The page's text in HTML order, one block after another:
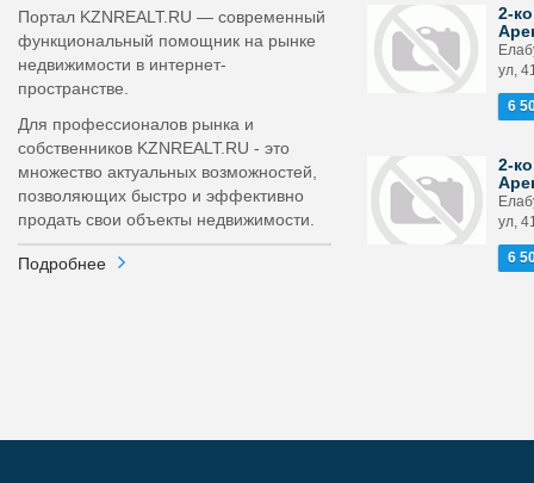
Портал KZNREALT.RU — современный
функциональный помощник на рынке
недвижимости в интернет-
пространстве.
Для профессионалов рынка и
собственников KZNREALT.RU - это
множество актуальных возможностей,
позволяющих быстро и эффективно
продать свои объекты недвижимости.
Подробнее
2-
ул,
6
2-
ул,
6